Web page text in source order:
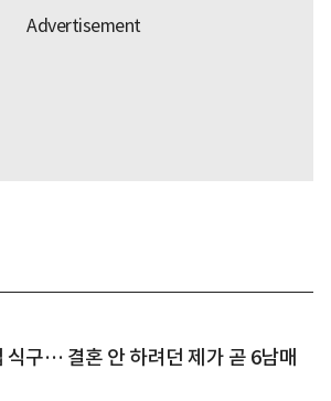
식구… 결혼 안 하려던 제가 곧 6남매